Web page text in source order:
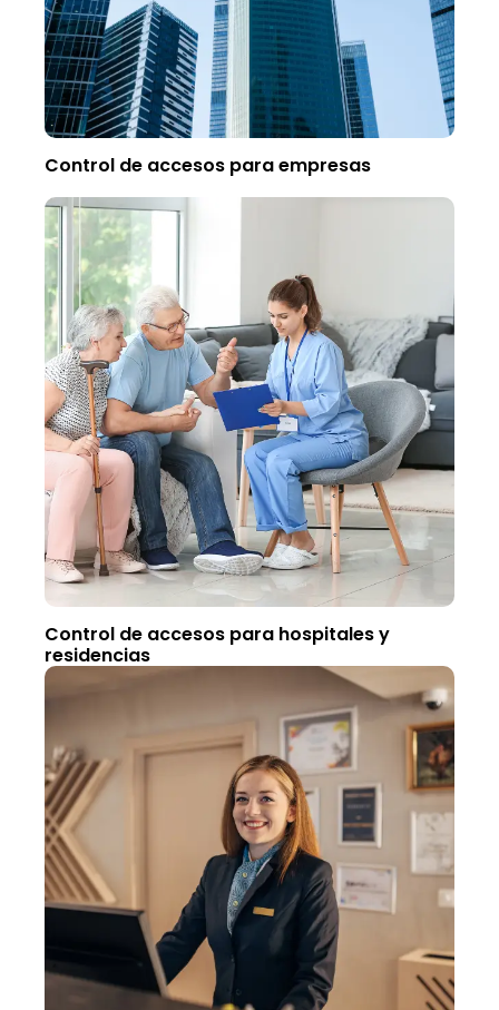
Control de accesos para empresas
Control de accesos para hospitales y
residencias